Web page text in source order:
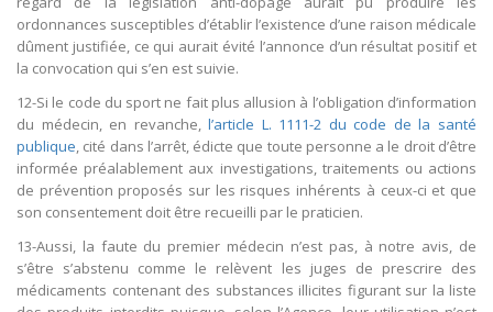
ordonnances susceptibles d’établir l’existence d’une raison médicale
dûment justifiée, ce qui aurait évité l’annonce d’un résultat positif et
la convocation qui s’en est suivie.
12-Si le code du sport ne fait plus allusion à l’obligation d’information
du médecin, en revanche,l’article L. 1111-2 du code de la santé
publique, cité dans l’arrêt, édicte que toute personne a le droit d’être
informée préalablement aux investigations, traitements ou actions
de prévention proposés sur les risques inhérents à ceux-ci et que
son consentement doit être recueilli par le praticien.
13-Aussi, la faute du premier médecin n’est pas, à notre avis, de
s’être s’abstenu comme le relèvent les juges de prescrire des
médicaments contenant des substances illicites figurant sur la liste